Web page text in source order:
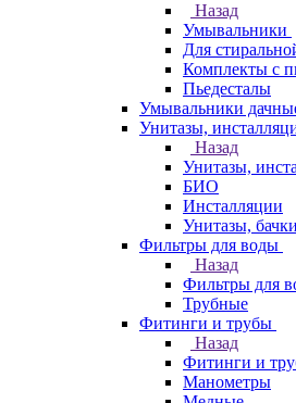
Назад
Умывальники
Для
Комплекты с
Пьедесталы
Умывальники
Унитазы,
Назад
Унитазы,
БИО
Инсталляции
Унитазы, бачки
Фильтры для воды
Назад
Фильтры для
Трубные
Фитинги и трубы
Назад
Фитинги и
Манометры